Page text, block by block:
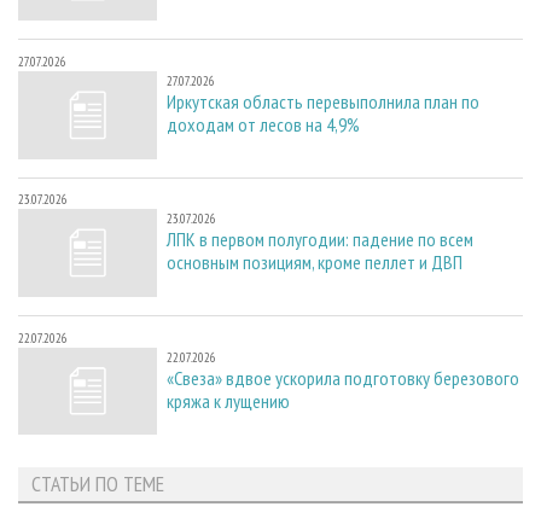
27.07.2026
27.07.2026
Иркутская область перевыполнила план по
доходам от лесов на 4,9%
23.07.2026
23.07.2026
ЛПК в первом полугодии: падение по всем
основным позициям, кроме пеллет и ДВП
22.07.2026
22.07.2026
«Свеза» вдвое ускорила подготовку березового
кряжа к лущению
СТАТЬИ ПО ТЕМЕ